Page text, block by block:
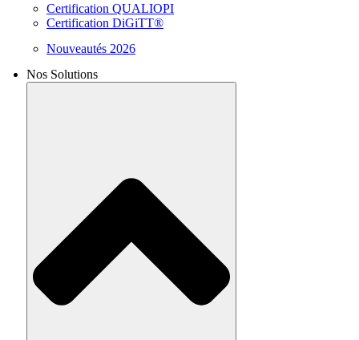
Certification QUALIOPI
Certification DiGiTT®
Nouveautés 2026
Nos Solutions